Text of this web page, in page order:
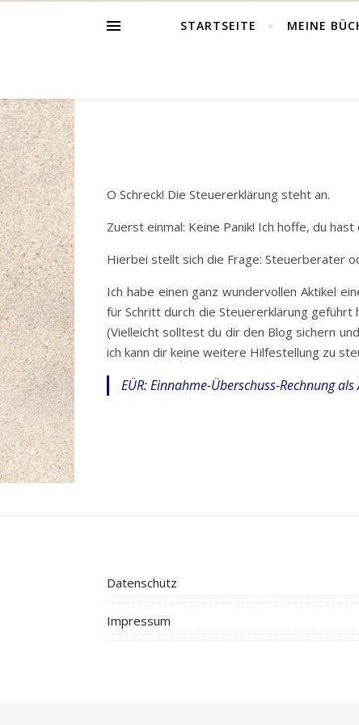
STARTSEITE MEINE
O Schreck! Die Steuererklärung steht an.
Zuerst einmal: Keine Panik! Ich hoffe, du
Hierbei stellt sich die Frage: Steuerberater
Ich habe einen ganz wundervollen Aktikel
für Schritt durch die Steuererklärung geführt
(Vielleicht solltest du dir den Blog sichern
ich kann dir keine weitere Hilfestellung zu
EÜR: Einnahme-Überschuss-Rechnung
Datenschutz
Impressum